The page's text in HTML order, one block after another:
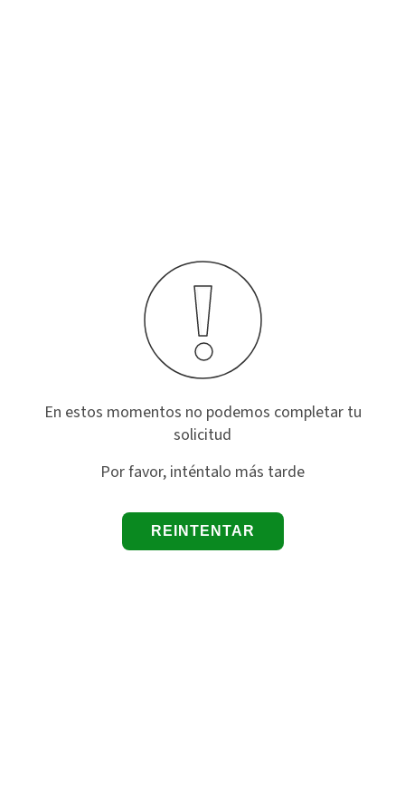
En estos momentos no podemos completar tu
solicitud
Por favor, inténtalo más tarde
REINTENTAR